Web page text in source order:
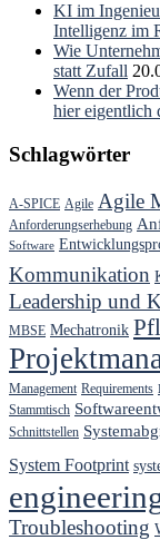
KI im
Intelligenz im
Wie
statt Zufall
Wenn der
hier eigentlich
Schlagwörter
A-SPICE Agile Agile
Anforderungserhebung
Software
Kommunikation
Leadership und
MBSE Mechatronik
Management Requirements
Stammtisch
Schnittstellen
System Footprint
Troubleshooting